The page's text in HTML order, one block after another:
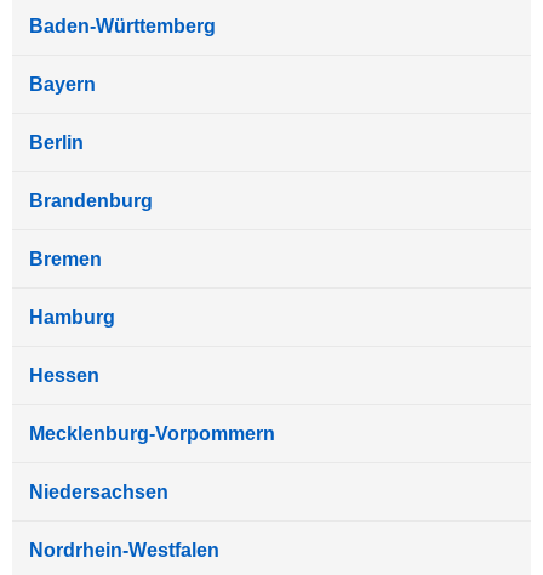
Baden-Württemberg
Bayern
Berlin
Brandenburg
Bremen
Hamburg
Hessen
Mecklenburg-Vorpommern
Niedersachsen
Nordrhein-Westfalen